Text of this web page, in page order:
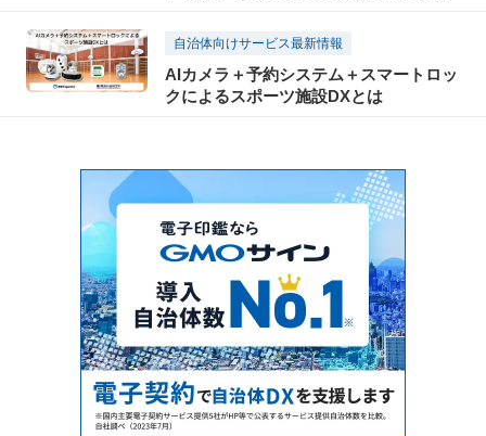
自治体向けサービス最新情報
AIカメラ＋予約システム＋スマートロッ
クによるスポーツ施設DXとは